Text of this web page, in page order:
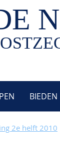
BIEDEN
2e helft 2010